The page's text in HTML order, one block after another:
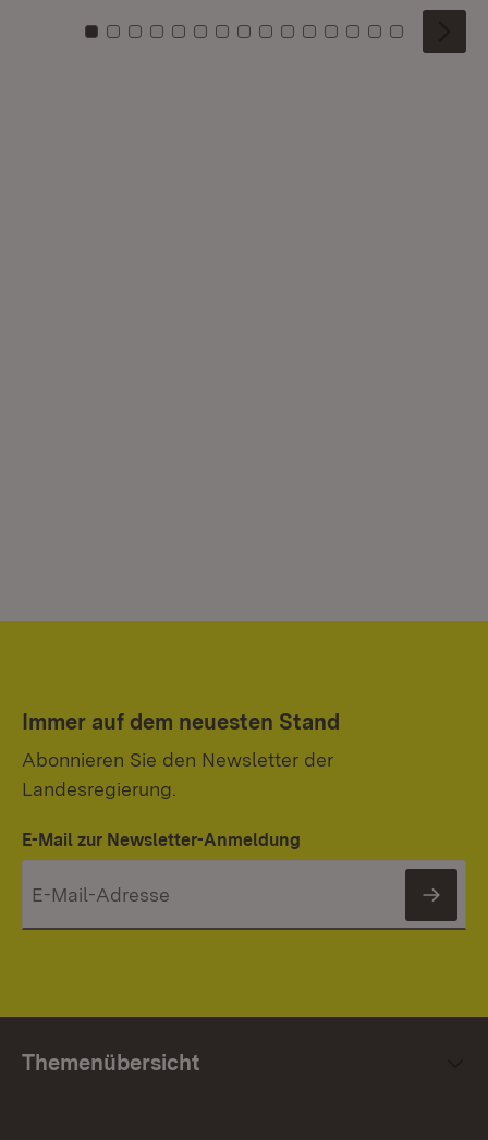
Zu Kachel: 0
Zu Kachel: 1
Zu Kachel: 2
Zu Kachel: 3
Zu Kachel: 4
Zu Kachel: 5
Zu Kachel: 6
Zu Kachel: 7
Zu Kachel: 8
Zu Kachel: 9
Zu Kachel: 10
Zu Kachel: 11
Zu Kachel: 12
Zu Kachel:
Zu
Immer auf dem neuesten Stand
Abonnieren Sie den Newsletter der
Landesregierung.
E-Mail zur Newsletter-Anmeldung
Themenübersicht